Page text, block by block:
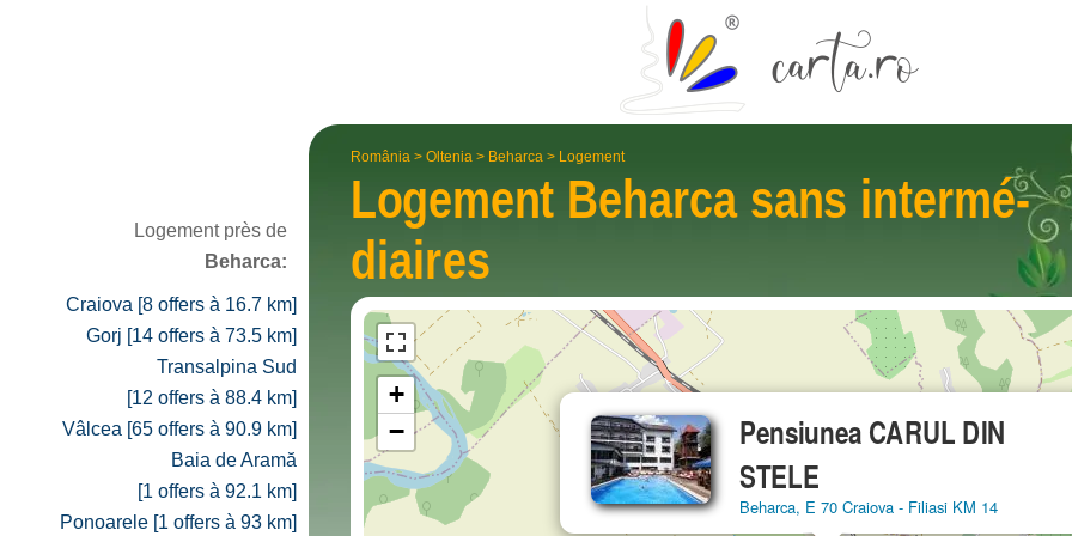
România > Oltenia > Beharca > Logement
Logement Beharca sans intermé­
diaires
Pensiunea CARUL DIN
STELE
Beharca, E 70 Craiova - Filiasi KM 14
+
−
Logement près de
Beharca:
Craiova [8 offers à 16.7 km]
Gorj [14 offers à 73.5 km]
Transalpina Sud
[12 offers à 88.4 km]
Vâlcea [65 offers à 90.9 km]
Baia de Aramă
[1 offers à 92.1 km]
Ponoarele [1 offers à 93 km]